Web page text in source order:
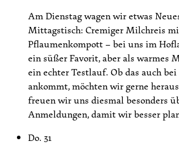
Am Dienstag wagen wir etwas
Mittagstisch: Cremiger Milchreis
Pflaumenkompott – bei uns im
ein süßer Favorit, aber als warmes
ein echter Testlauf. Ob das auch
ankommt, möchten wir gerne
freuen wir uns diesmal besonders
Anmeldungen, damit wir besser
Do. 31